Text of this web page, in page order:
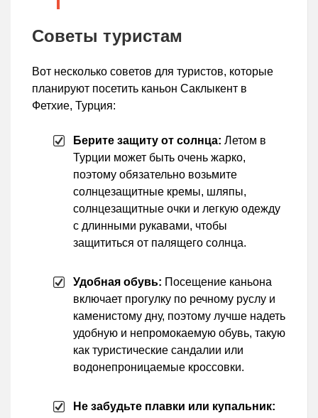
Советы туристам
Вот несколько советов для туристов, которые
планируют посетить каньон Саклыкент в
Фетхие, Турция:
Берите защиту от солнца: Летом в
Турции может быть очень жарко,
поэтому обязательно возьмите
солнцезащитные кремы, шляпы,
солнцезащитные очки и легкую одежду
с длинными рукавами, чтобы
защититься от палящего солнца.
Удобная обувь: Посещение каньона
включает прогулку по речному руслу и
каменистому дну, поэтому лучше надеть
удобную и непромокаемую обувь, такую
как туристические сандалии или
водонепроницаемые кроссовки.
Не забудьте плавки или купальник: